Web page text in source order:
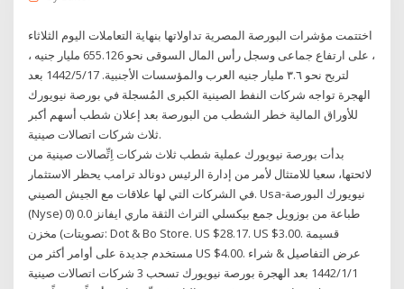
اختتمت مؤشرات البورصة المصرية تداولاتها بنهاية التعاملات اليوم الثلاثاء
، على ارتفاع جماعى وسجل رأس المال السوقى نحو 655.126 مليار جنيه ،
لتربح نحو ٣.٦ مليار جنيه العرب والمؤسسات الأجنبية. 17‏‏/5‏‏/1442 بعد
الهجرة تواجه شركات النفط الصينية الكبرى المُسجلة في بورصة نيويورك
للأوراق المالية خطر الشطب من البورصة بعد إعلان شطب أسهم أكبر
ثلاث شركات اتصالات صينية.
بدأت بورصة نيويورك عملية شطب ثلاث شركات اِتِّصالات صينية من
لائحتها، سعيا للامتثال لأمر من إدارة الرئيس دونالد ترامب يحظر الاستثمار
في الشركات التي لها علاقات مع الجيش الصيني. Usa-نيويورك البورصة
(Nyse) طباعة من بوزويل جمع بيكسلي التراث الثقة ماري ايفانز 0.0 (0
تصويتات) مخزن: Dot & Bo Store. US $28.17. US $3.00. قسيمة
مستخدم جديدة على أوامر أكثر من US $4.00. عرض التفاصيل & شراء
1‏‏/1‏‏/1442 بعد الهجرة بورصة نيويورك تسحب 3 شركات اتصالات صينية